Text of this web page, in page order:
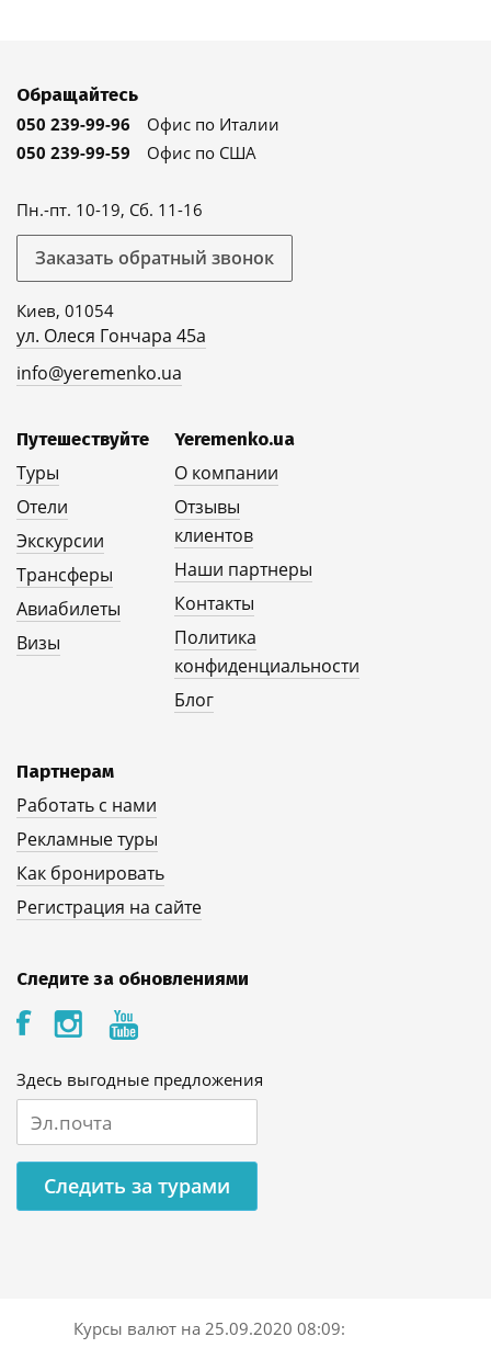
Обращайтесь
050 239-99-96
Офис по Италии
050 239-99-59
Офис по США
Пн.-пт. 10-19, Сб. 11-16
Заказать обратный звонок
Киев, 01054
ул. Олеся Гончара 45а
info@yeremenko.ua
Путешествуйте
Туры
Отели
Экскурсии
Трансферы
Авиабилеты
Визы
Yeremenko.ua
О компании
Отзывы
клиентов
Наши партнеры
Контакты
Политика
конфиденциальности
Блог
Партнерам
Работать с нами
Рекламные туры
Как бронировать
Регистрация на сайте
Следите за обновлениями
Здесь выгодные предложения
Следить за турами
Курсы валют на 25.09.2020 08:09: